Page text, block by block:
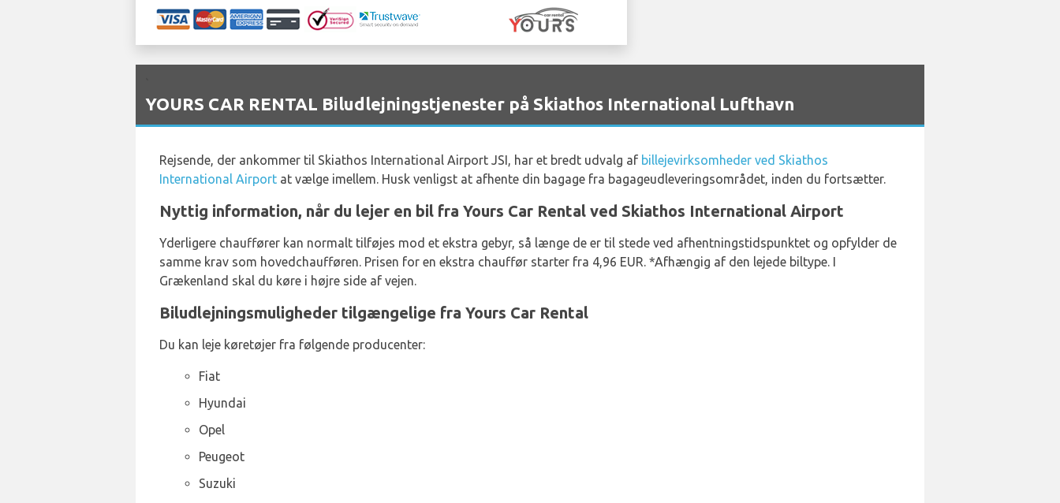
YOURS CAR RENTAL Biludlejningstjenester på Skiathos International Lufthavn
Rejsende, der ankommer til Skiathos International Airport JSI, har et bredt udvalg af billejevirksomheder ved Skiathos
International Airport at vælge imellem. Husk venligst at afhente din bagage fra bagageudleveringsområdet, inden du fortsætter.
Nyttig information, når du lejer en bil fra Yours Car Rental ved Skiathos International Airport
Yderligere chauffører kan normalt tilføjes mod et ekstra gebyr, så længe de er til stede ved afhentningstidspunktet og opfylder de
samme krav som hovedchaufføren. Prisen for en ekstra chauffør starter fra 4,96 EUR. *Afhængig af den lejede biltype. I
Grækenland skal du køre i højre side af vejen.
Biludlejningsmuligheder tilgængelige fra Yours Car Rental
Du kan leje køretøjer fra følgende producenter:
Fiat
Hyundai
Opel
Peugeot
Suzuki